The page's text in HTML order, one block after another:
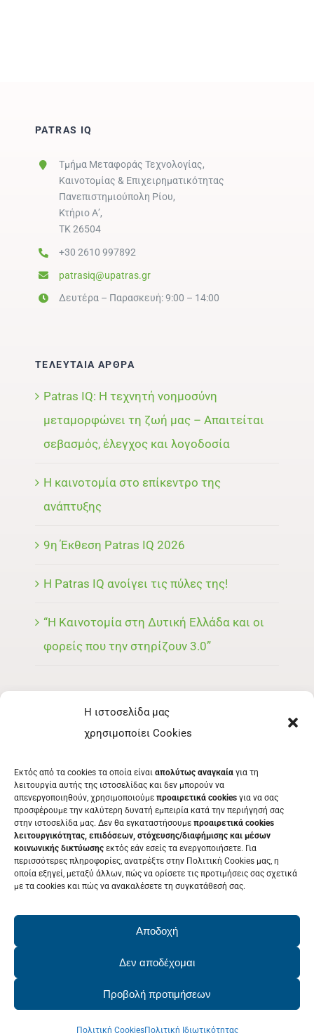
Η ιστοσελίδα μας
χρησιμοποίει Cookies
Εκτός από τα cookies τα οποία είναι απολύτως αναγκαία για τη
λειτουργία αυτής της ιστοσελίδας και δεν μπορούν να
απενεργοποιηθούν, χρησιμοποιούμε προαιρετικά cookies για να σας
προσφέρουμε την καλύτερη δυνατή εμπειρία κατά την περιήγησή σας
στην ιστοσελίδα μας. Δεν θα εγκαταστήσουμε προαιρετικά cookies
λειτουργικότητας, επιδόσεων, στόχευσης/διαφήμισης και μέσων
κοινωνικής δικτύωσης εκτός εάν εσείς τα ενεργοποιήσετε. Για
περισσότερες πληροφορίες, ανατρέξτε στην Πολιτική Cookies μας, η
οποία εξηγεί, μεταξύ άλλων, πώς να ορίσετε τις προτιμήσεις σας σχετικά
με τα cookies και πώς να ανακαλέσετε τη συγκατάθεσή σας.
Αποδοχή
Δεν αποδέχομαι
Προβολή προτιμήσεων
Πολιτική CookiesΠολιτική Ιδιωτικότητας
PATRAS IQ
Τμήμα Μεταφοράς Τεχνολογίας,
Καινοτομίας & Επιχειρηματικότητας
Πανεπιστημιούπολη Ρίου,
Κτήριο Α’,
ΤΚ 26504
+30 2610 997892
patrasiq@upatras.gr
Δευτέρα – Παρασκευή: 9:00 – 14:00
ΤΕΛΕΥΤΑΙΑ ΑΡΘΡΑ
Patras IQ: Η τεχνητή νοημοσύνη
μεταμορφώνει τη ζωή μας – Απαιτείται
σεβασμός, έλεγχος και λογοδοσία
Η καινοτομία στο επίκεντρο της
ανάπτυξης
9η Έκθεση Patras IQ 2026
Η Patras IQ ανοίγει τις πύλες της!
“Η Καινοτομία στη Δυτική Ελλάδα και οι
φορείς που την στηρίζουν 3.0”
ΕΘΕΛΟΝΤΉΣ
ΤΑ ΝΈΑ ΜΑΣ
ΕΠΙΚΟΙΝΩΝΊΑ
ΕΚΔΗΛΩΣΕΙΣ
2026
© Copyright 2022 - 2026 | PatrasIQ